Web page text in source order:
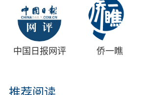
中国日报网评 侨一瞧